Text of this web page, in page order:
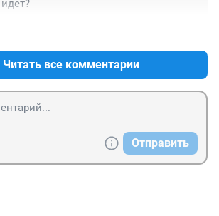
Читать все комментарии
Отправить